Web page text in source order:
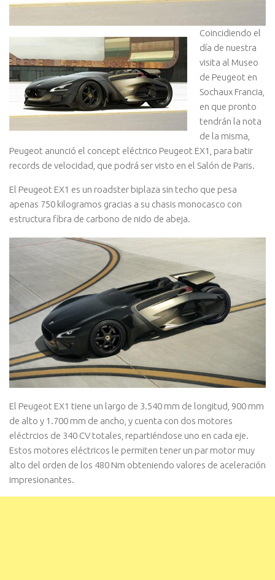
Coincidiendo el
día de nuestra
visita al Museo
de Peugeot en
Sochaux Francia,
en que pronto
tendrán la nota
de la misma,
Peugeot anunció el concept eléctrico Peugeot EX1, para batir
records de velocidad, que podrá ser visto en el Salón de Paris.
El Peugeot EX1 es un roadster biplaza sin techo que pesa
apenas 750 kilogramos gracias a su chasis monocasco con
estructura fibra de carbono de nido de abeja.
El Peugeot EX1 tiene un largo de 3.540 mm de longitud, 900 mm
de alto y 1.700 mm de ancho, y cuenta con dos motores
eléctrcios de 340 CV totales, repartiéndose uno en cada eje.
Estos motores eléctricos le permiten tener un par motor muy
alto del orden de los 480 Nm obteniendo valores de aceleración
impresionantes.